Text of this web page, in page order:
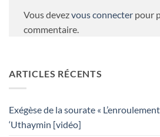
Vous devezvous connecter pour
commentaire.
ARTICLES RÉCENTS
Exégèse de la sourate «
‘Uthaymin [vidéo]